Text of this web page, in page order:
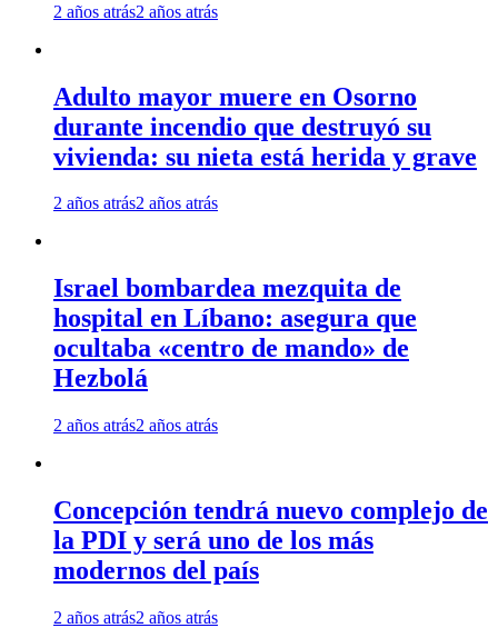
2 años atrás2 años atrás
Adulto mayor muere en Osorno
durante incendio que destruyó su
vivienda: su nieta está herida y grave
2 años atrás2 años atrás
Israel bombardea mezquita de
hospital en Líbano: asegura que
ocultaba «centro de mando» de
Hezbolá
2 años atrás2 años atrás
Concepción tendrá nuevo complejo de
la PDI y será uno de los más
modernos del país
2 años atrás2 años atrás